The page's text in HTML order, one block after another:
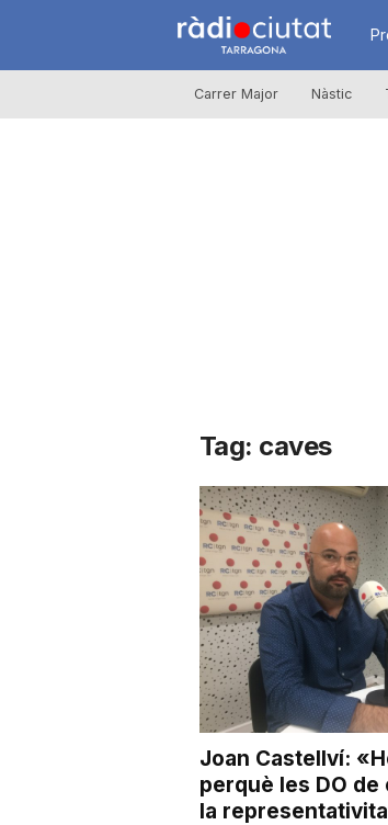
R
à
i
u
t
t
d
Carrer Major Nàstic
Tag: caves
Joan Castellví:
perquè les DO de
la